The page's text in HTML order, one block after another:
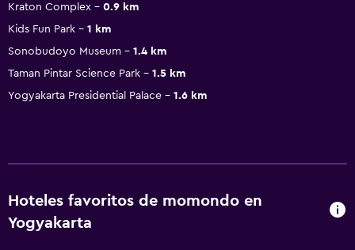
Kraton Complex
0.9 km
Kids Fun Park
1 km
Sonobudoyo Museum
1.4 km
Taman Pintar Science Park
1.5 km
Yogyakarta Presidential Palace
1.6 km
Hoteles favoritos de momondo en
Yogyakarta